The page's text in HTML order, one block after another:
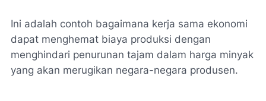
Ini adalah contoh bagaimana kerja sama ekonomi
dapat menghemat biaya produksi dengan
menghindari penurunan tajam dalam harga minyak
yang akan merugikan negara-negara produsen.